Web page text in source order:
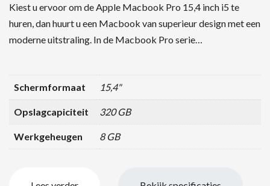
Kiest u ervoor om de Apple Macbook Pro 15,4 inch i5 te
huren, dan huurt u een Macbook van superieur design met een
moderne uitstraling. In de Macbook Pro serie…
Schermformaat 15,4"
Opslagcapiciteit 320 GB
Werkgeheugen 8 GB